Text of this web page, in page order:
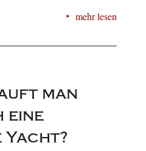
mehr lesen
man
eine